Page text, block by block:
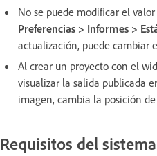
No se puede modificar el
Preferencias > Informes >
actualización, puede cambiar
Al crear un proyecto con el
visualizar la salida publicada
imagen, cambia la posición
Requisitos del sistema